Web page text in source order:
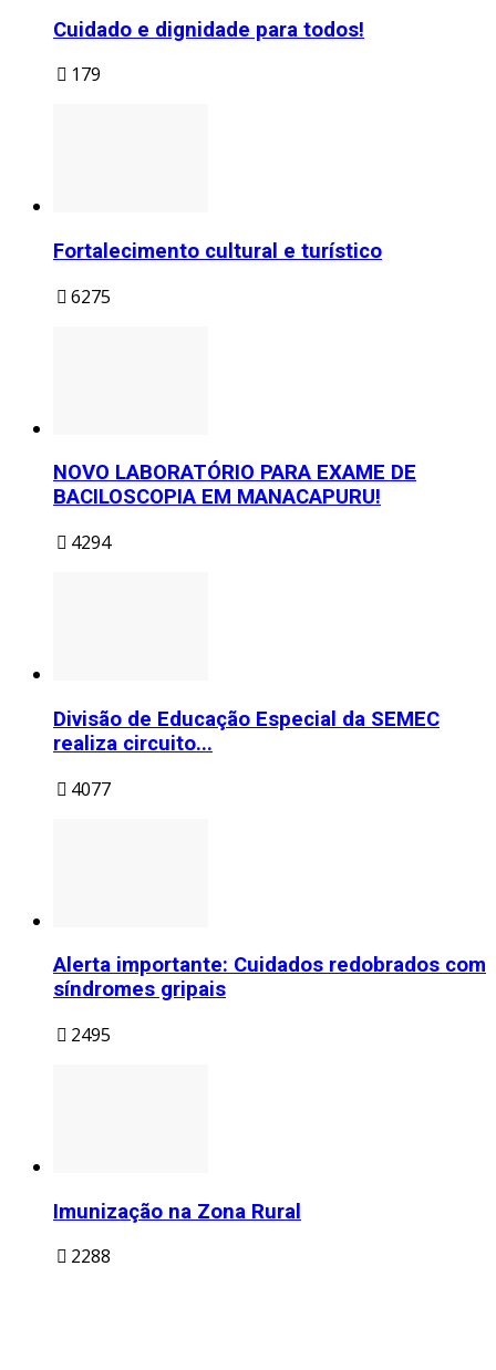
Cuidado e dignidade para todos!
179
Fortalecimento cultural e turístico
6275
NOVO LABORATÓRIO PARA EXAME DE
BACILOSCOPIA EM MANACAPURU!
4294
Divisão de Educação Especial da SEMEC
realiza circuito...
4077
Alerta importante: Cuidados redobrados com
síndromes gripais
2495
Imunização na Zona Rural
2288